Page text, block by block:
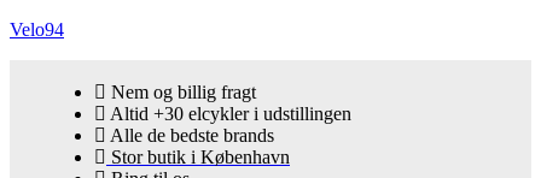
Velo94
Nem og billig fragt
Altid +30 elcykler i udstillingen
Alle de bedste brands
Stor butik i København